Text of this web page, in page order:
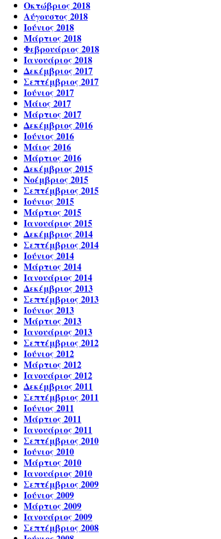
Οκτώβριος 2018
Αύγουστος 2018
Ιούνιος 2018
Μάρτιος 2018
Φεβρουάριος 2018
Ιανουάριος 2018
Δεκέμβριος 2017
Σεπτέμβριος 2017
Ιούνιος 2017
Μάιος 2017
Μάρτιος 2017
Δεκέμβριος 2016
Ιούνιος 2016
Μάιος 2016
Μάρτιος 2016
Δεκέμβριος 2015
Νοέμβριος 2015
Σεπτέμβριος 2015
Ιούνιος 2015
Μάρτιος 2015
Ιανουάριος 2015
Δεκέμβριος 2014
Σεπτέμβριος 2014
Ιούνιος 2014
Μάρτιος 2014
Ιανουάριος 2014
Δεκέμβριος 2013
Σεπτέμβριος 2013
Ιούνιος 2013
Μάρτιος 2013
Ιανουάριος 2013
Σεπτέμβριος 2012
Ιούνιος 2012
Μάρτιος 2012
Ιανουάριος 2012
Δεκέμβριος 2011
Σεπτέμβριος 2011
Ιούνιος 2011
Μάρτιος 2011
Ιανουάριος 2011
Σεπτέμβριος 2010
Ιούνιος 2010
Μάρτιος 2010
Ιανουάριος 2010
Σεπτέμβριος 2009
Ιούνιος 2009
Μάρτιος 2009
Ιανουάριος 2009
Σεπτέμβριος 2008